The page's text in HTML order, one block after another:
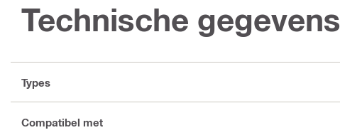
Technische gegevens
Types
Compatibel met